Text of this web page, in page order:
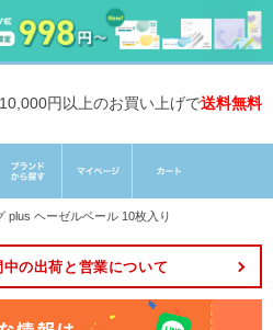
10,000円以上のお買い上げで送料無料
plus ヘーゼルベール 10枚入り
の出荷と営業について